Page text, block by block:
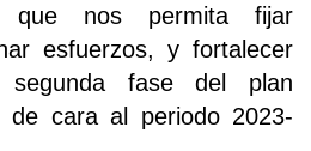
que nos permita fijar
esfuerzos, y fortalecer
fase del plan
de cara al periodo 2023-